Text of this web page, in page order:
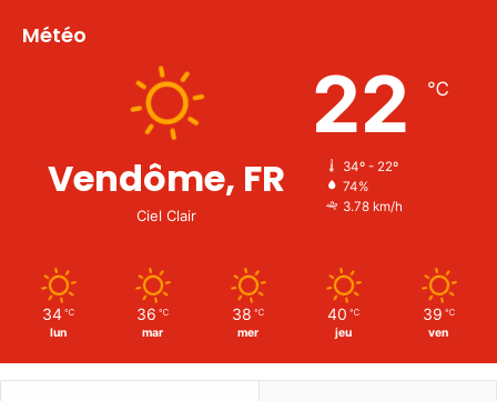
Météo
Vendôme, FR
Ciel Clair
22 ℃
34º - 22º
74%
3.78 km/h
34 ℃
lun
36 ℃
mar
38 ℃
mer
40 ℃
jeu
39 ℃
ven